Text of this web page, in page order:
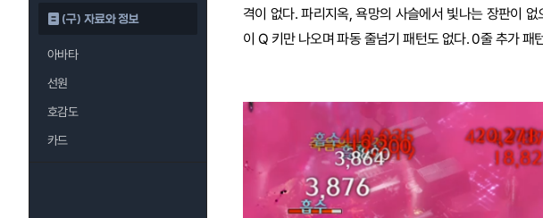
(구) 자료와 정보
아바타
선원
호감도
카드
격이 없다. 파리지옥, 욕망의 사슬에서 빛나는 장판이
이 Q 키만 나오며 파동 줄넘기 패턴도 없다. 0줄 추가